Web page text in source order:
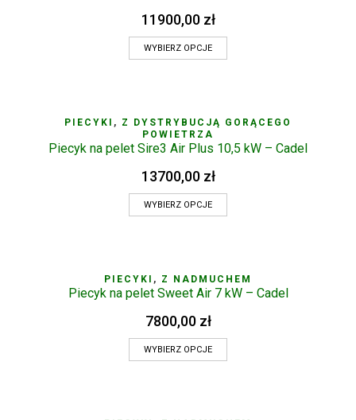
11900,00 zł
WYBIERZ OPCJE
PIECYKI , Z DYSTRYBUCJĄ GORĄCEGO
POWIETRZA
Piecyk na pelet Sire3 Air Plus 10,5 kW – Cadel
13700,00 zł
WYBIERZ OPCJE
PIECYKI , Z NADMUCHEM
Piecyk na pelet Sweet Air 7 kW – Cadel
7800,00 zł
WYBIERZ OPCJE